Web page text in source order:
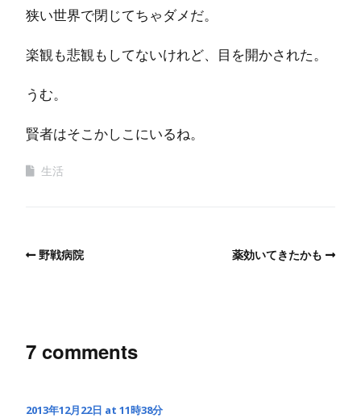
狭い世界で閉じてちゃダメだ。
楽観も悲観もしてないけれど、目を開かされた。
うむ。
賢者はそこかしこにいるね。
生活
野戦病院 薬効いてきたかも
7 comments
2013年12月22日 at 11時38分